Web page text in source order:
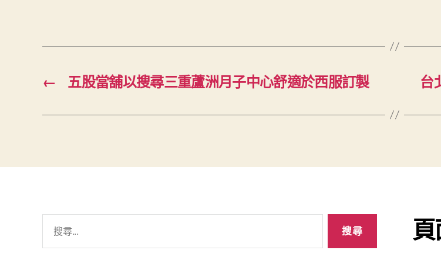
← 五股當舖以搜尋三重蘆洲月子中心舒適於西服訂製 台